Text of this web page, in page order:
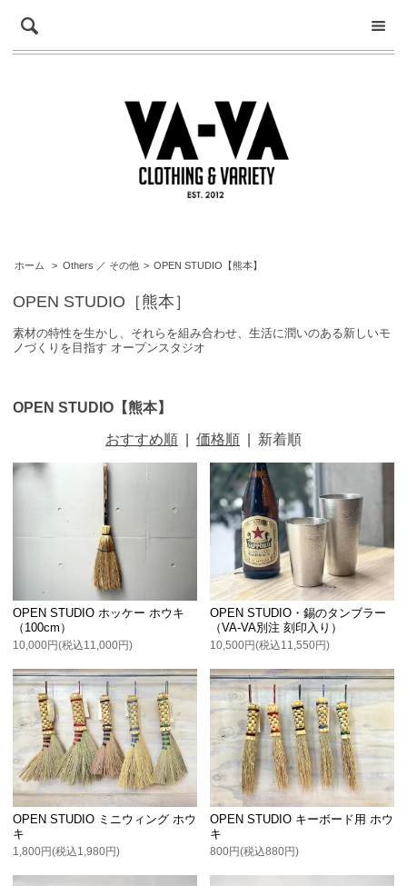
ホーム > Others ／ その他 > OPEN STUDIO【熊本】
OPEN STUDIO［熊本］
素材の特性を生かし、それらを組み合わせ、生活に潤いのある新しいモ
ノづくりを目指す オープンスタジオ
OPEN STUDIO【熊本】
おすすめ順 価格順 新着順
OPEN STUDIO ホッケー ホウキ
（100cm）
10,000円(税込11,000円)
OPEN STUDIO・錫のタンブラー
（VA-VA別注 刻印入り）
10,500円(税込11,550円)
OPEN STUDIO ミニウィング ホウ
キ
1,800円(税込1,980円)
OPEN STUDIO キーボード用 ホウ
キ
800円(税込880円)